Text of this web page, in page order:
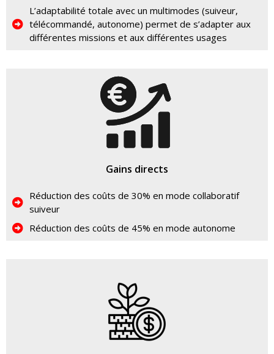
L’adaptabilité totale avec un multimodes (suiveur,
télécommandé, autonome) permet de s’adapter aux
différentes missions et aux différentes usages
Gains directs
Réduction des coûts de 30% en mode collaboratif
suiveur
Réduction des coûts de 45% en mode autonome